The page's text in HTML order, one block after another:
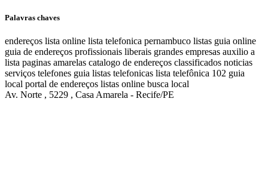
Palavras chaves
endereços lista online lista telefonica pernambuco listas guia online
guia de endereços profissionais liberais grandes empresas auxilio a
lista paginas amarelas catalogo de endereços classificados noticias
serviços telefones guia listas telefonicas lista telefônica 102 guia
local portal de endereços listas online busca local
Av. Norte , 5229 , Casa Amarela - Recife/PE